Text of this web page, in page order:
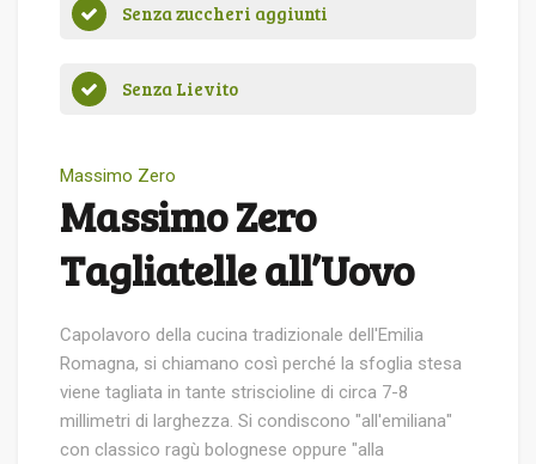
Senza zuccheri aggiunti
Senza Lievito
Massimo Zero
Massimo Zero
Tagliatelle all’Uovo
Capolavoro della cucina tradizionale dell'Emilia
Romagna, si chiamano così perché la sfoglia stesa
viene tagliata in tante striscioline di circa 7-8
millimetri di larghezza. Si condiscono "all'emiliana"
con classico ragù bolognese oppure "alla